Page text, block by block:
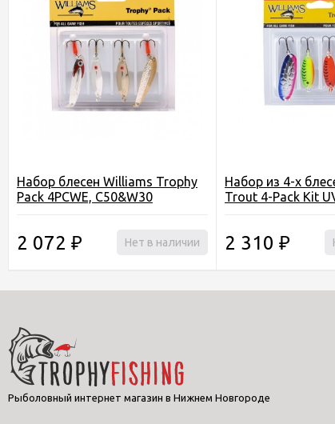
Набор блесен Williams Trophy
Pack 4PCWE, C50&W30
2 072 ₽ Нет в наличии
Набор из 4-х
Trout 4-Pack Kit
2 310 ₽
Рыболовный интернет магазин в Нижнем Новгороде